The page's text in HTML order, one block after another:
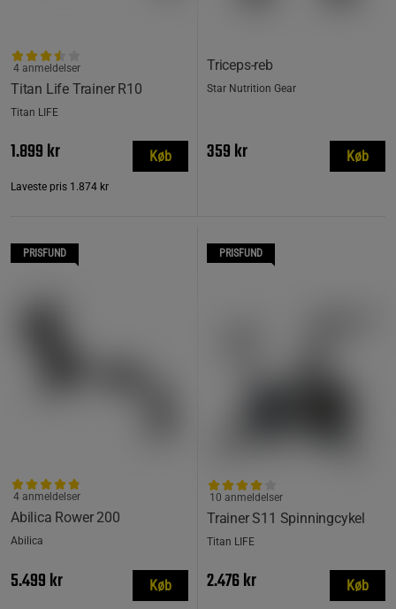
Titan Life Trainer R10
4 anmeldelser
Titan LIFE
1.899 kr
Laveste pris 1.874 kr
Køb
Triceps‑reb
Star Nutrition Gear
359 kr Køb
PRISFUND
Abilica Rower 200
4 anmeldelser
Abilica
5.499 kr Køb
PRISFUND
Trainer S11 Spinningcykel
10 anmeldelser
Titan LIFE
2.476 kr Køb